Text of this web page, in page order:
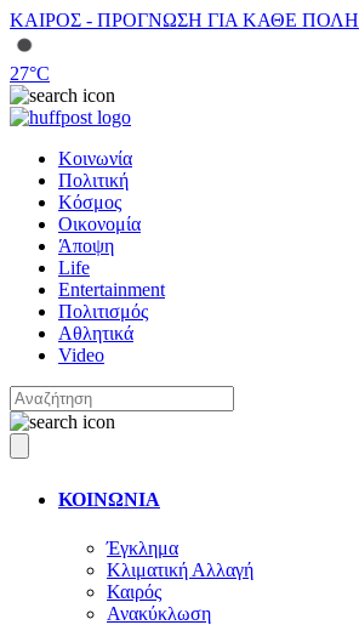
ΚΑΙΡΟΣ - ΠΡΟΓΝΩΣΗ ΓΙΑ ΚΑΘΕ ΠΟΛΗ
27°C
Κοινωνία
Πολιτική
Κόσμος
Οικονομία
Άποψη
Life
Entertainment
Πολιτισμός
Αθλητικά
Video
ΚΟΙΝΩΝΙΑ
Έγκλημα
Κλιματική Αλλαγή
Καιρός
Ανακύκλωση